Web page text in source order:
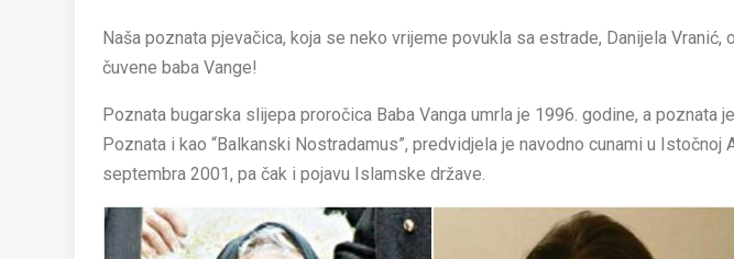
Naša poznata pjevačica, koja se neko vrijeme povukla sa estrade, Danijela Vranić,
čuvene baba Vange!
Poznata bugarska slijepa proročica Baba Vanga umrla je 1996. godine, a poznata
Poznata i kao “Balkanski Nostradamus”, predvidjela je navodno cunami u Istočnoj
septembra 2001, pa čak i pojavu Islamske države.